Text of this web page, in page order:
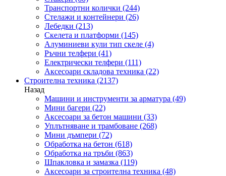
Транспортни колички (244)
Стелажи и контейнери (26)
Лебедки (213)
Скелета и платформи (145)
Алуминиеви кули тип скеле (4)
Ръчни телфери (41)
Електрически телфери (111)
Аксесоари складова техника (22)
Строителна техника (2137)
Назад
Машини и инструменти за арматура (49)
Мини багери (22)
Аксесоари за бетон машини (33)
Уплътняване и трамбоване (268)
Мини дъмпери (72)
Обработка на бетон (618)
Обработка на тръби (863)
Шпакловка и замазка (119)
Аксесоари за строителна техника (48)